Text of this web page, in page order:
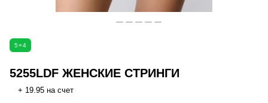
5=4
5255LDF ЖЕНСКИЕ СТРИНГИ
+ 19.95 на счет